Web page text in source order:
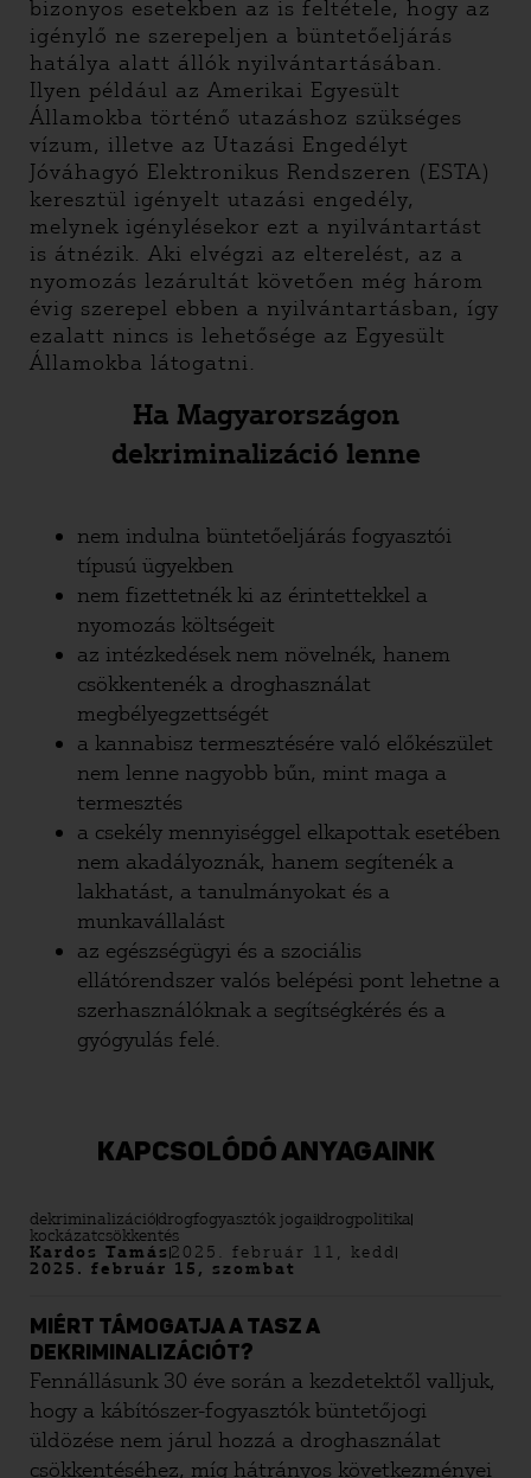
bizonyos esetekben az is feltétele, hogy az
igénylő ne szerepeljen a büntetőeljárás
hatálya alatt állók nyilvántartásában.
Ilyen például az Amerikai Egyesült
Államokba történő utazáshoz szükséges
vízum, illetve az Utazási Engedélyt
Jóváhagyó Elektronikus Rendszeren (ESTA)
keresztül igényelt utazási engedély,
melynek igénylésekor ezt a nyilvántartást
is átnézik. Aki elvégzi az elterelést, az a
nyomozás lezárultát követően még három
évig szerepel ebben a nyilvántartásban, így
ezalatt nincs is lehetősége az Egyesült
Államokba látogatni.
Ha Magyarországon
dekriminalizáció lenne
nem indulna büntetőeljárás fogyasztói
típusú ügyekben
nem fizettetnék ki az érintettekkel a
nyomozás költségeit
az intézkedések nem növelnék, hanem
csökkentenék a droghasználat
megbélyegzettségét
a kannabisz termesztésére való előkészület
nem lenne nagyobb bűn, mint maga a
termesztés
a csekély mennyiséggel elkapottak esetében
nem akadályoznák, hanem segítenék a
lakhatást, a tanulmányokat és a
munkavállalást
az egészségügyi és a szociális
ellátórendszer valós belépési pont lehetne a
szerhasználóknak a segítségkérés és a
gyógyulás felé.
KAPCSOLÓDÓ ANYAGAINK
dekriminalizációdrogfogyasztók jogaidrogpolitika
kockázatcsökkentés
Kardos Tamás 2025. február 11, kedd
2025. február 15, szombat
MIÉRT TÁMOGATJA A TASZ A
DEKRIMINALIZÁCIÓT?
Fennállásunk 30 éve során a kezdetektől valljuk,
hogy a kábítószer-fogyasztók büntetőjogi
üldözése nem járul hozzá a droghasználat
csökkentéséhez, míg hátrányos következményei